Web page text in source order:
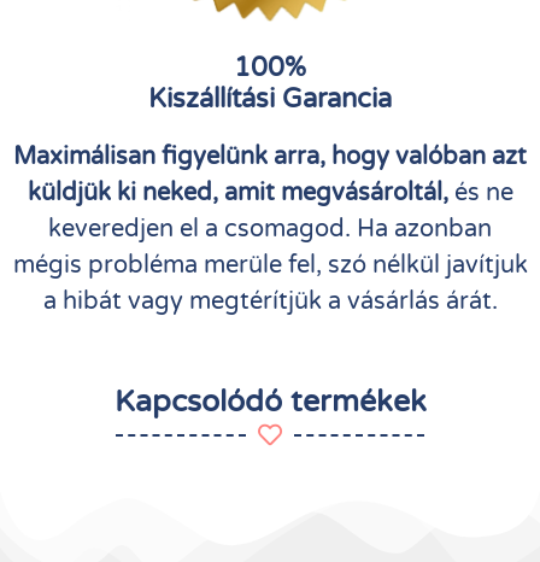
100%
Kiszállítási Garancia
Maximálisan figyelünk arra, hogy valóban azt
küldjük ki neked, amit megvásároltál, és ne
keveredjen el a csomagod. Ha azonban
mégis probléma merüle fel, szó nélkül javítjuk
a hibát vagy megtérítjük a vásárlás árát.
Kapcsolódó termékek